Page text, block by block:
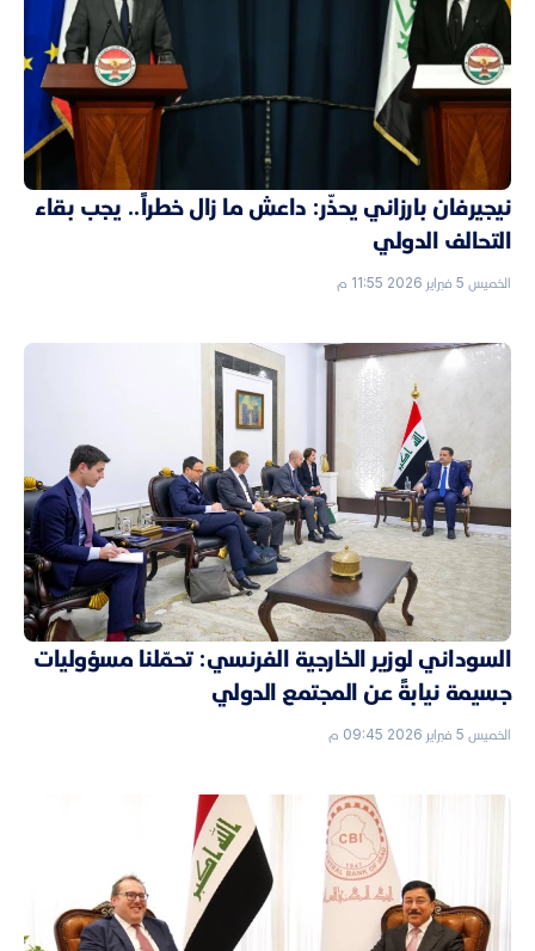
نيجيرفان بارزاني يحذّر: داعش ما زال خطراً.. يجب بقاء
التحالف الدولي
الخميس 5 فبراير 2026 11:55 م
السوداني لوزير الخارجية الفرنسي: تحمّلنا مسؤوليات
جسيمة نيابةً عن المجتمع الدولي
الخميس 5 فبراير 2026 09:45 م